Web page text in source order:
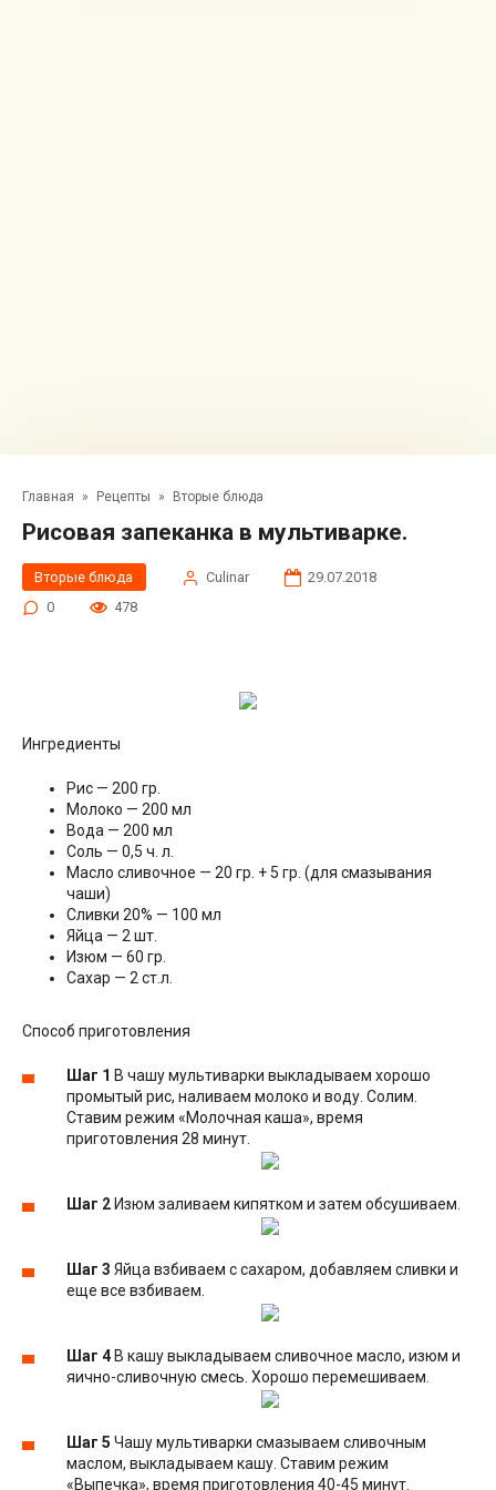
Главная » Рецепты » Вторые блюда
Рисовая запеканка в мультиварке.
Вторые блюда Сulinar
29.07.2018
0
478
Ингредиенты
Рис — 200 гр.
Молоко — 200 мл
Вода — 200 мл
Соль — 0,5 ч. л.
Масло сливочное — 20 гр. + 5 гр. (для смазывания
чаши)
Сливки 20% — 100 мл
Яйца — 2 шт.
Изюм — 60 гр.
Сахар — 2 ст.л.
Способ приготовления
Шаг 1 В чашу мультиварки выкладываем хорошо
промытый рис, наливаем молоко и воду. Солим.
Ставим режим «Молочная каша», время
приготовления 28 минут.
Шаг 2 Изюм заливаем кипятком и затем обсушиваем.
Шаг 3 Яйца взбиваем с сахаром, добавляем сливки и
еще все взбиваем.
Шаг 4 В кашу выкладываем сливочное масло, изюм и
яично-сливочную смесь. Хорошо перемешиваем.
Шаг 5 Чашу мультиварки смазываем сливочным
маслом, выкладываем кашу. Ставим режим
«Выпечка», время приготовления 40-45 минут.